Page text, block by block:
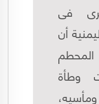
فى
أن
وطأة